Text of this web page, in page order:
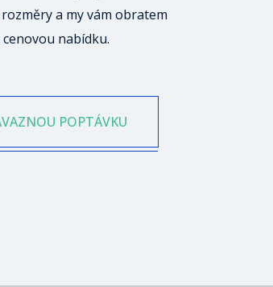
a my vám obratem
nabídku.
POPTÁVKU